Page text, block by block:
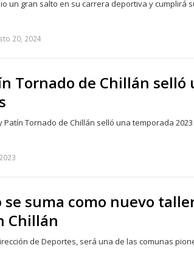
un gran salto en su carrera deportiva y cumplirá
20, 2024
Tornado de Chillán selló
Patín Tornado de Chillán selló una temporada 2023
suma como nuevo
Chillán
de Deportes, será una de las comunas